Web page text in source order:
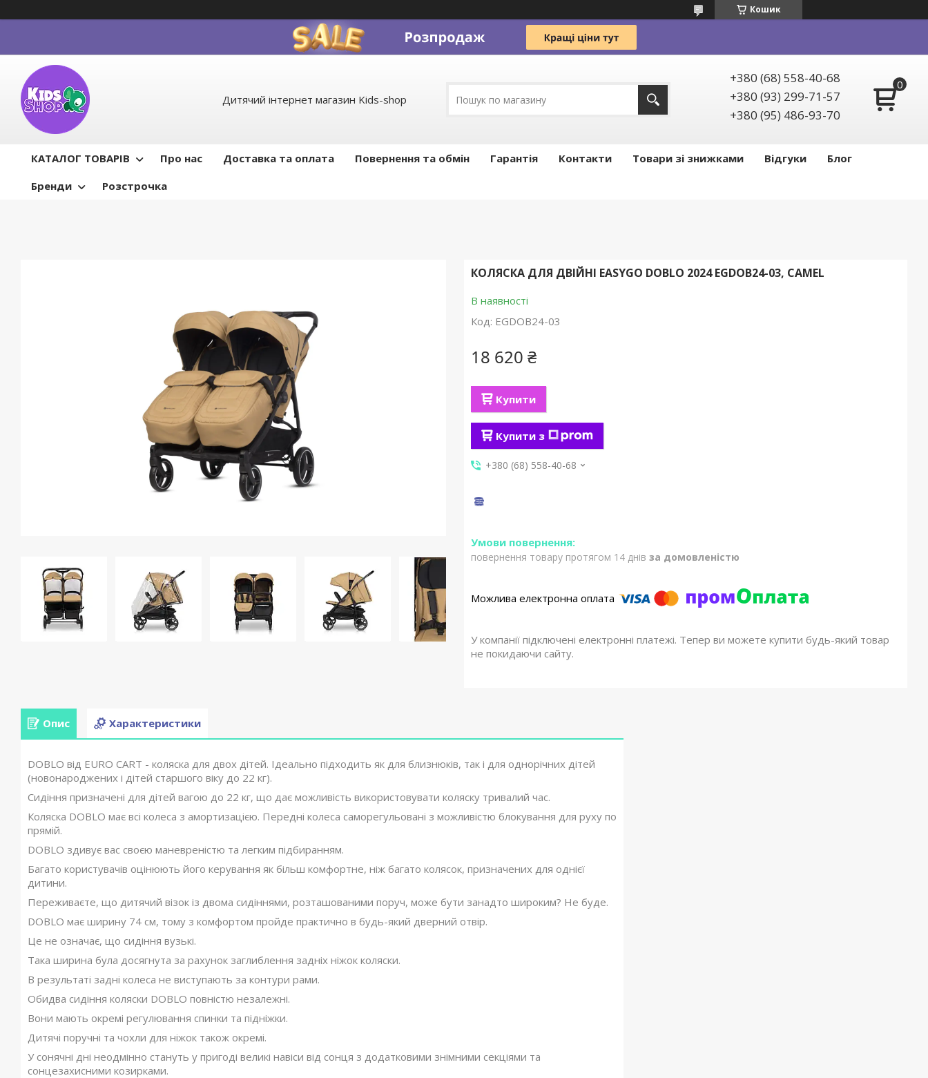
Кошик
Дитячий інтернет магазин Kids-shop
+380 (68) 558-40-68
+380 (93) 299-71-57
+380 (95) 486-93-70
КАТАЛОГ ТОВАРІВ Про нас Доставка та оплата Повернення та обмін Гарантія Контакти Товари зі знижками Відгуки
Блог
Бренди
Розстрочка
КОЛЯСКА ДЛЯ ДВІЙНІ EASYGO DOBLO 2024 EGDOB24-03, CAMEL
В наявності
Код: EGDOB24-03
18 620 ₴
Купити
Купити з
+380 (68) 558-40-68
повернення товару протягом 14 днів за домовленістю
У компанії підключені електронні платежі. Тепер ви можете купити будь-який товар
не покидаючи сайту.
Опис Характеристики
DOBLO від EURO CART - коляска для двох дітей. Ідеально підходить як для близнюків, так і для однорічних дітей
(новонароджених і дітей старшого віку до 22 кг).
Сидіння призначені для дітей вагою до 22 кг, що дає можливість використовувати коляску тривалий час.
Коляска DOBLO має всі колеса з амортизацією. Передні колеса саморегульовані з можливістю блокування для руху по
прямій.
DOBLO здивує вас своєю маневреністю та легким підбиранням.
Багато користувачів оцінюють його керування як більш комфортне, ніж багато колясок, призначених для однієї
дитини.
Переживаєте, що дитячий візок із двома сидіннями, розташованими поруч, може бути занадто широким? Не буде.
DOBLO має ширину 74 см, тому з комфортом пройде практично в будь-який дверний отвір.
Це не означає, що сидіння вузькі.
Така ширина була досягнута за рахунок заглиблення задніх ніжок коляски.
В результаті задні колеса не виступають за контури рами.
Обидва сидіння коляски DOBLO повністю незалежні.
Вони мають окремі регулювання спинки та підніжки.
Дитячі поручні та чохли для ніжок також окремі.
У сонячні дні неодмінно стануть у пригоді великі навіси від сонця з додатковими знімними секціями та
сонцезахисними козирками.